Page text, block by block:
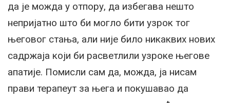
да је можда у отпору, да избегава нешто
непријатно што би могло бити узрок тог
његовог стања, али није било никаквих нових
садржаја који би расветлили узроке његове
апатије. Помисли сам да, можда, ја нисам
прави терапеут за њега и покушавао да